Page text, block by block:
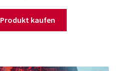
Produkt kaufen